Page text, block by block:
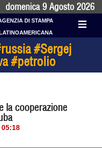
domenica 9 Agosto 2026
DI STAMPA
#Sergej
#petrolio
la cooperazione